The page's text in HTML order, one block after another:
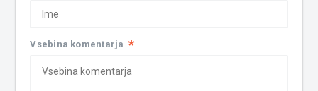
Vsebina komentarja *